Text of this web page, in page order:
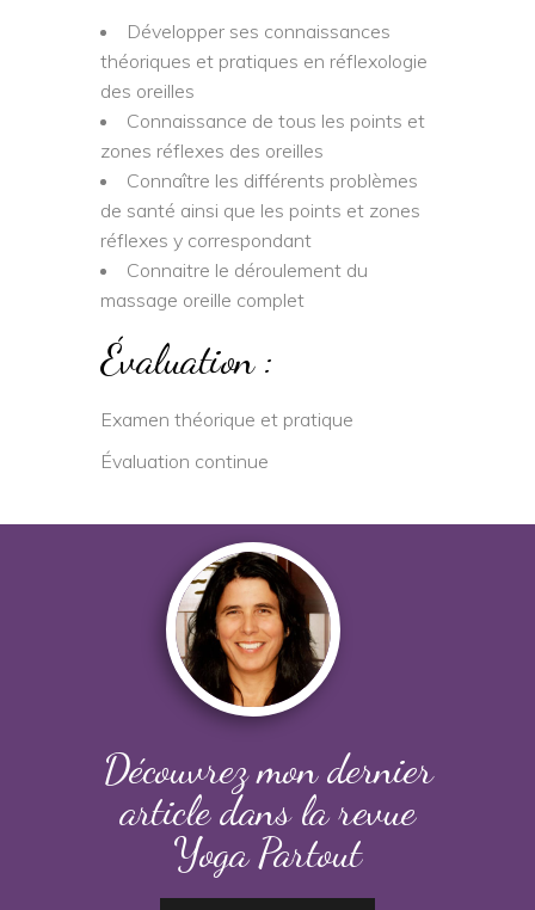
Développer ses connaissances
théoriques et pratiques en réflexologie
des oreilles
Connaissance de tous les points et
zones réflexes des oreilles
Connaître les différents problèmes
de santé ainsi que les points et zones
réflexes y correspondant
Connaitre le déroulement du
massage oreille complet
Évaluation :
Examen théorique et pratique
Évaluation continue
Découvrez mon dernier
article dans la revue
Yoga Partout